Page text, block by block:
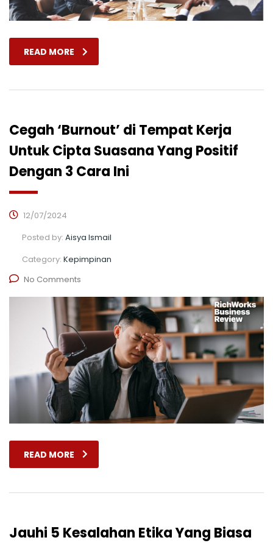
READ MORE
Cegah ‘Burnout’ di Tempat Kerja
Untuk Cipta Suasana Yang Positif
Dengan 3 Cara Ini
12/07/2024
Posted by: Aisya Ismail
Category: Kepimpinan
No Comments
READ MORE
Jauhi 5 Kesalahan Etika Yang Biasa